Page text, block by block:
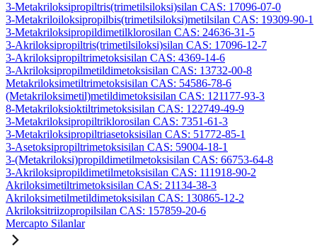
3-Metakriloksipropiltris(trimetilsiloksi)silan CAS: 17096-07-0
3-Metakriloiloksipropilbis(trimetilsiloksi)metilsilan CAS: 19309-90-1
3-Metakriloksipropildimetilklorosilan CAS: 24636-31-5
3-Akriloksipropiltris(trimetilsiloksi)silan CAS: 17096-12-7
3-Akriloksipropiltrimetoksisilan CAS: 4369-14-6
3-Akriloksipropilmetildimetoksisilan CAS: 13732-00-8
Metakriloksimetiltrimetoksisilan CAS: 54586-78-6
(Metakriloksimetil)metildimetoksisilan CAS: 121177-93-3
8-Metakriloksioktiltrimetoksisilan CAS: 122749-49-9
3-Metakriloksipropiltriklorosilan CAS: 7351-61-3
3-Metakriloksipropiltriasetoksisilan CAS: 51772-85-1
3-Asetoksipropiltrimetoksisilan CAS: 59004-18-1
3-(Metakriloksi)propildimetilmetoksisilan CAS: 66753-64-8
3-Akriloksipropildimetilmetoksisilan CAS: 111918-90-2
Akriloksimetiltrimetoksisilan CAS: 21134-38-3
Akriloksimetilmetildimetoksisilan CAS: 130865-12-2
Akriloksitriizopropilsilan CAS: 157859-20-6
Mercapto Silanlar